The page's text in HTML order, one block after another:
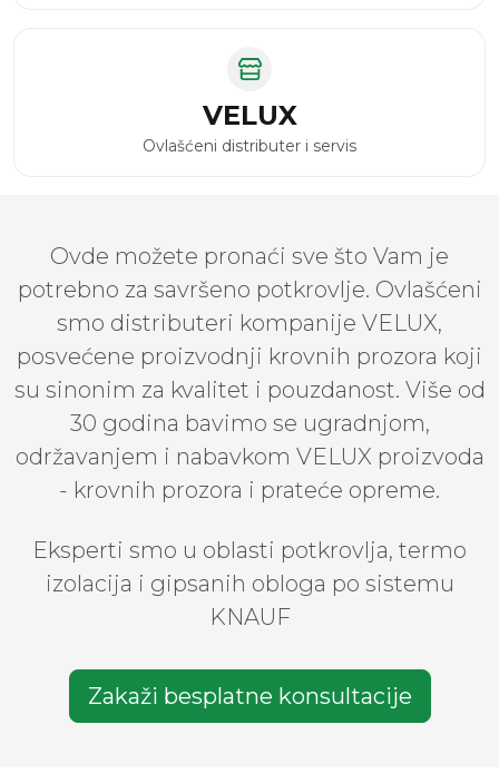
VELUX
Ovlašćeni distributer i servis
Ovde možete pronaći sve što Vam je
potrebno za savršeno potkrovlje. Ovlašćeni
smo distributeri kompanije VELUX,
posvećene proizvodnji krovnih prozora koji
su sinonim za kvalitet i pouzdanost. Više od
30 godina bavimo se ugradnjom,
održavanjem i nabavkom VELUX proizvoda
- krovnih prozora i prateće opreme.
Eksperti smo u oblasti potkrovlja, termo
izolacija i gipsanih obloga po sistemu
KNAUF
Zakaži besplatne konsultacije